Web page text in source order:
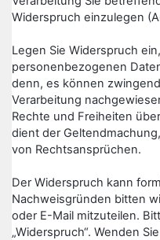
Widerspruch einzulegen
Legen Sie Widerspruch
personenbezogenen
denn, es können
Verarbeitung
Rechte und Freiheiten
dient der
von Rechtsansprüchen.
Der Widerspruch kann
Nachweisgründen bitten
oder E-Mail mitzuteilen.
„Widerspruch“. Wenden